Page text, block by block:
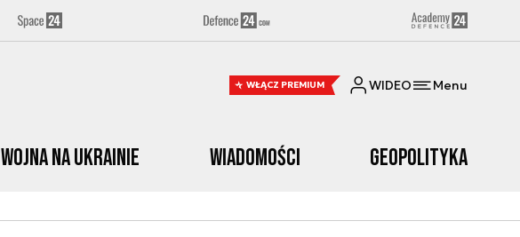
WŁĄCZ PREMIUM WIDEO Menu
Wojna na Ukrainie Wiadomości Geopolityka